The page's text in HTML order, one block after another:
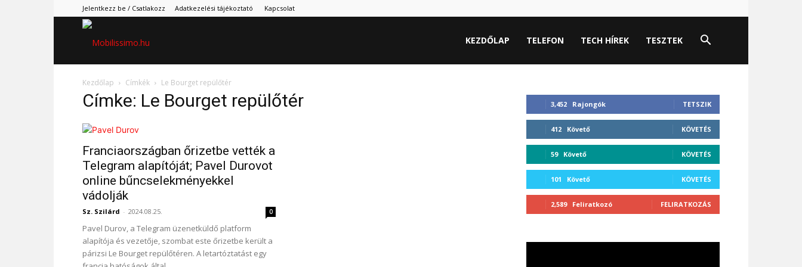
Jelentkezz be / Csatlakozz Adatkezelési tájékoztató Kapcsolat
KEZDŐLAP TELEFON TECH HÍREK TESZTEK
Kezdőlap Címkék Le Bourget repülőtér
Címke: Le Bourget repülőtér
Franciaországban őrizetbe vették a
Telegram alapítóját; Pavel Durovot
online bűncselekményekkel
vádolják
Sz. Szilárd - 2024.08.25. 0
Pavel Durov, a Telegram üzenetküldő platform
alapítója és vezetője, szombat este őrizetbe került a
párizsi Le Bourget repülőtéren. A letartóztatást egy
3,452 Rajongók TETSZIK
412 Követő KÖVETÉS
59 Követő KÖVETÉS
101 Követő KÖVETÉS
2,589 Feliratkozó FELIRATKOZÁS